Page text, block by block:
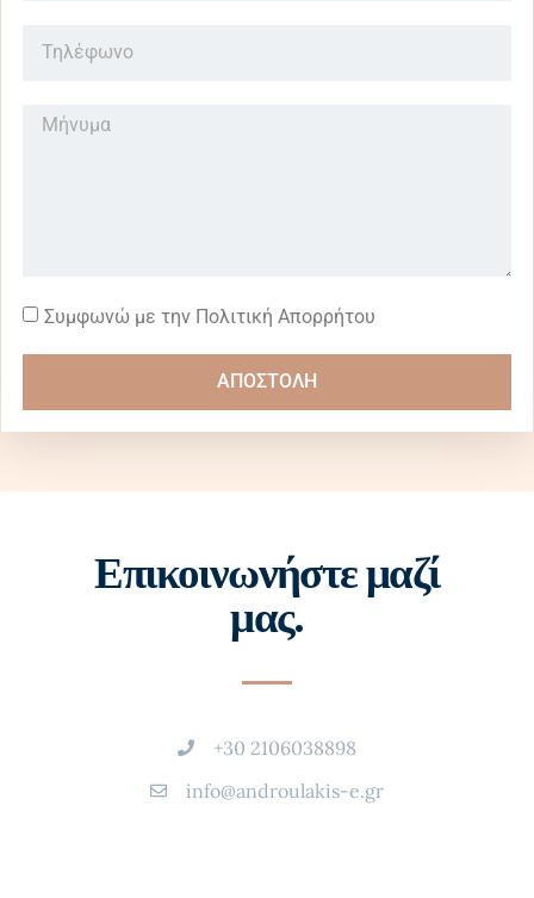
Συμφωνώ με την Πολιτική Απορρήτου
ΑΠΟΣΤΟΛΗ
Επικοινωνήστε μαζί
μας.
+30 2106038898
info@androulakis-e.gr